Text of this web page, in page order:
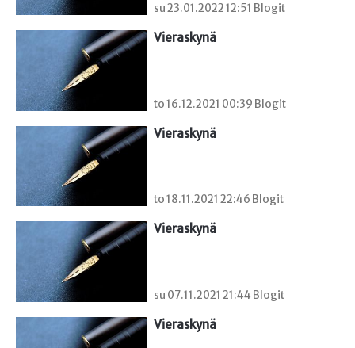
su 23.01.2022 12:51 Blogit
Vieraskynä
to 16.12.2021 00:39 Blogit
Vieraskynä
to 18.11.2021 22:46 Blogit
Vieraskynä
su 07.11.2021 21:44 Blogit
Vieraskynä